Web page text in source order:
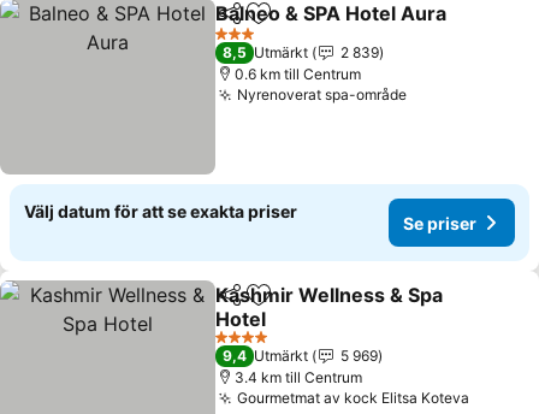
Dela Lägg till i Mina Favoriter
Balneo & SPA Hotel Aura
3 Stjärnor
8,5 Utmärkt
2 839
0.6 km till Centrum
Nyrenoverat spa-områdeSe priser
Välj datum för att se exakta priser
Se priser
Dela Lägg till i Mina Favoriter
Kashmir Wellness & Spa
Hotel
Se priser
4 Stjärnor
9,4 Utmärkt
5 969
3.4 km till Centrum
Gourmetmat av kock Elitsa Koteva